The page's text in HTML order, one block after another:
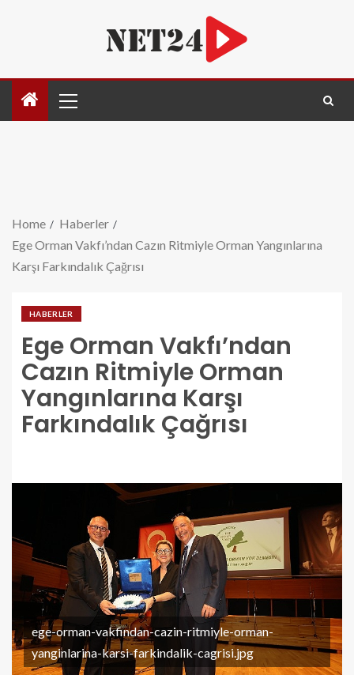
Home
Haberler
Ege Orman Vakfı’ndan Cazın Ritmiyle Orman Yangınlarına
Karşı Farkındalık Çağrısı
HABERLER
Ege Orman Vakfı’ndan
Cazın Ritmiyle Orman
Yangınlarına Karşı
Farkındalık Çağrısı
ege-orman-vakfindan-cazin-ritmiyle-orman-
yanginlarina-karsi-farkindalik-cagrisi.jpg